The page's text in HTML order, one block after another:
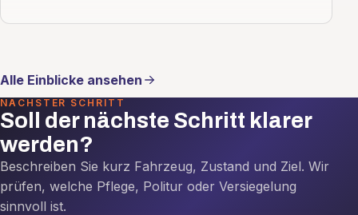
Alle Einblicke ansehen
NÄCHSTER SCHRITT
Soll der nächste Schritt klarer
werden?
Beschreiben Sie kurz Fahrzeug, Zustand und Ziel. Wir
prüfen, welche Pflege, Politur oder Versiegelung
sinnvoll ist.